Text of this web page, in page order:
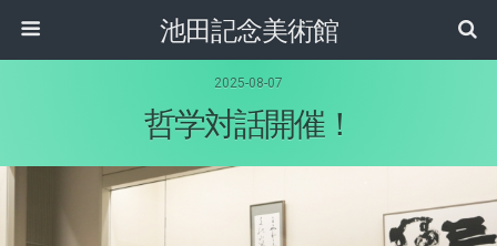
池田記念美術館
2025-08-07
哲学対話開催！